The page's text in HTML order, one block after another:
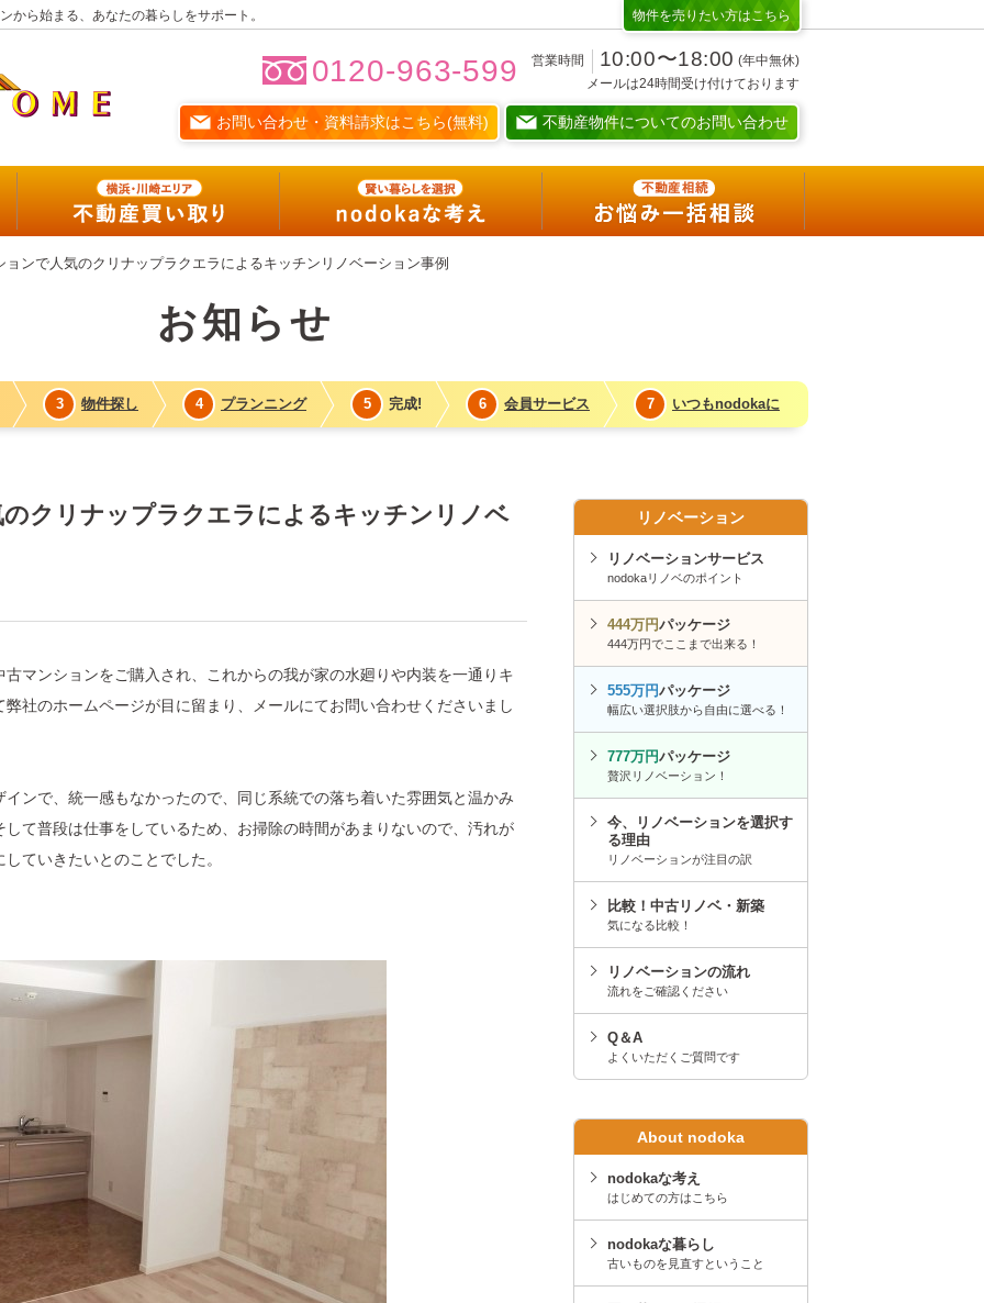
から始まる、あなたの暮らしをサポート。 物件を売りたい方はこちら
0120-963-599 営業時間 10:00〜18:00 (年中無休)
メールは24時間受け付けております
お問い合わせ・資料請求はこちら(無料) 不動産物件についてのお問い合わせ
リノベーションサービス 物件買い取り nodokaな考え
nodokaな考え
nodokaな暮らし
nodoka会員サービス紹介
ョンで人気のクリナップラクエラによるキッチンリノベーション事例
お知らせ
3 物件探し 4 プランニング 5 完成! 6 会員サービス 7 いつもnodokaに
クリナップラクエラによるキッチンリノベ
マンションをご購入され、これからの我が家の水廻りや内装を一通りキ
社のホームページが目に留まり、メールにてお問い合わせくださいまし
ンで、統一感もなかったので、同じ系統での落ち着いた雰囲気と温かみ
て普段は仕事をしているため、お掃除の時間があまりないので、汚れが
ていきたいとのことでした。
リノベーション
リノベーションサービス
nodokaリノベのポイント
444万円パッケージ
444万円でここまで出来る！
555万円パッケージ
幅広い選択肢から自由に選べる！
777万円パッケージ
贅沢リノベーション！
今、リノベーションを選択す
る理由
リノベーションが注目の訳
比較！中古リノベ・新築
気になる比較！
リノベーションの流れ
流れをご確認ください
Q＆A
よくいただくご質問です
About nodoka
nodokaな考え
はじめての方はこちら
nodokaな暮らし
古いものを見直すということ